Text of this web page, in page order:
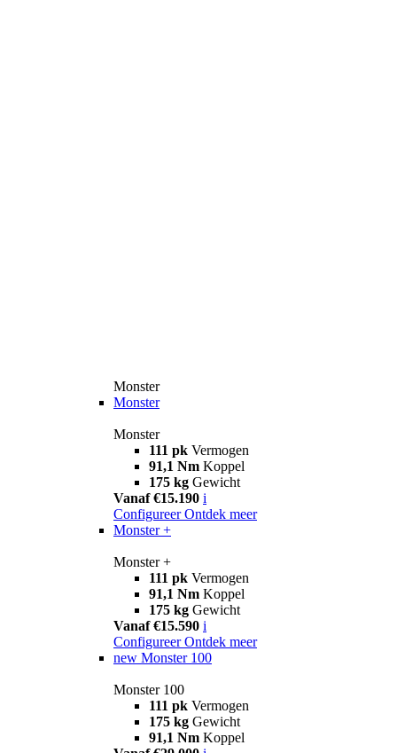
Monster
Monster
Monster
111 pk Vermogen
91,1 Nm Koppel
175 kg Gewicht
Vanaf €15.190 i
Configureer Ontdek meer
Monster +
Monster +
111 pk Vermogen
91,1 Nm Koppel
175 kg Gewicht
Vanaf €15.590 i
Configureer Ontdek meer
new Monster 100
Monster 100
111 pk Vermogen
175 kg Gewicht
91,1 Nm Koppel